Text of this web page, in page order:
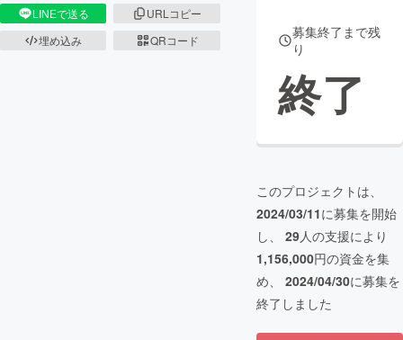
LINEで送る
URLコピー
埋め込み
QRコード
募集終了まで残
り
終了
このプロジェクトは、
2024/03/11に募集を開始
し、 29人の支援により
1,156,000円の資金を集
め、 2024/04/30に募集を
終了しました